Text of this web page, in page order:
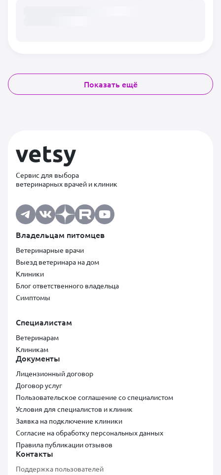
Показать ещё
Сервис для выбора
ветеринарных врачей и клиник
Владельцам питомцев
Ветеринарные врачи
Выезд ветеринара на дом
Клиники
Блог ответственного владельца
Симптомы
Специалистам
Ветеринарам
Клиникам
Документы
Лицензионный договор
Договор услуг
Пользовательское соглашение со специалистом
Условия для специалистов и клиник
Заявка на подключение клиники
Согласие на обработку персональных данных
Правила публикации отзывов
Контакты
Поддержка пользователей